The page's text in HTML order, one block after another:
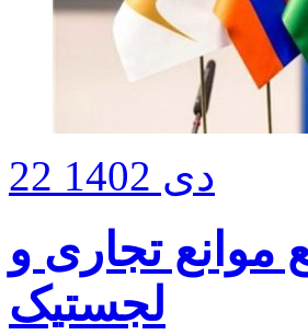
22 دی 1402
موانع تجاری و
لجستیک